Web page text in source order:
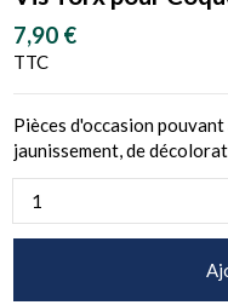
7,90 €
TTC
Pièces d'occasion
jaunissement, de